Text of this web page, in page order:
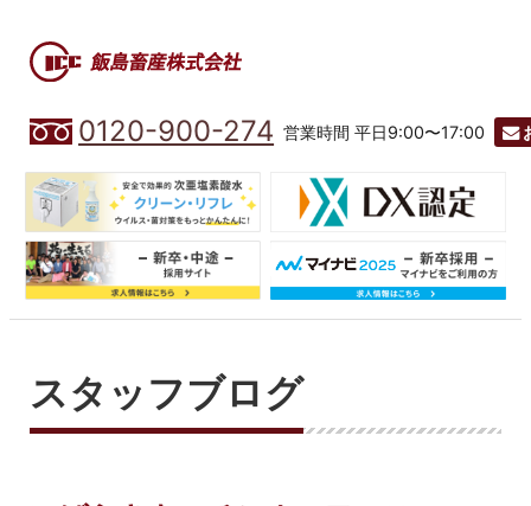
0120-900-274 営業時間 平日9:00〜17:00
スタッフブログ